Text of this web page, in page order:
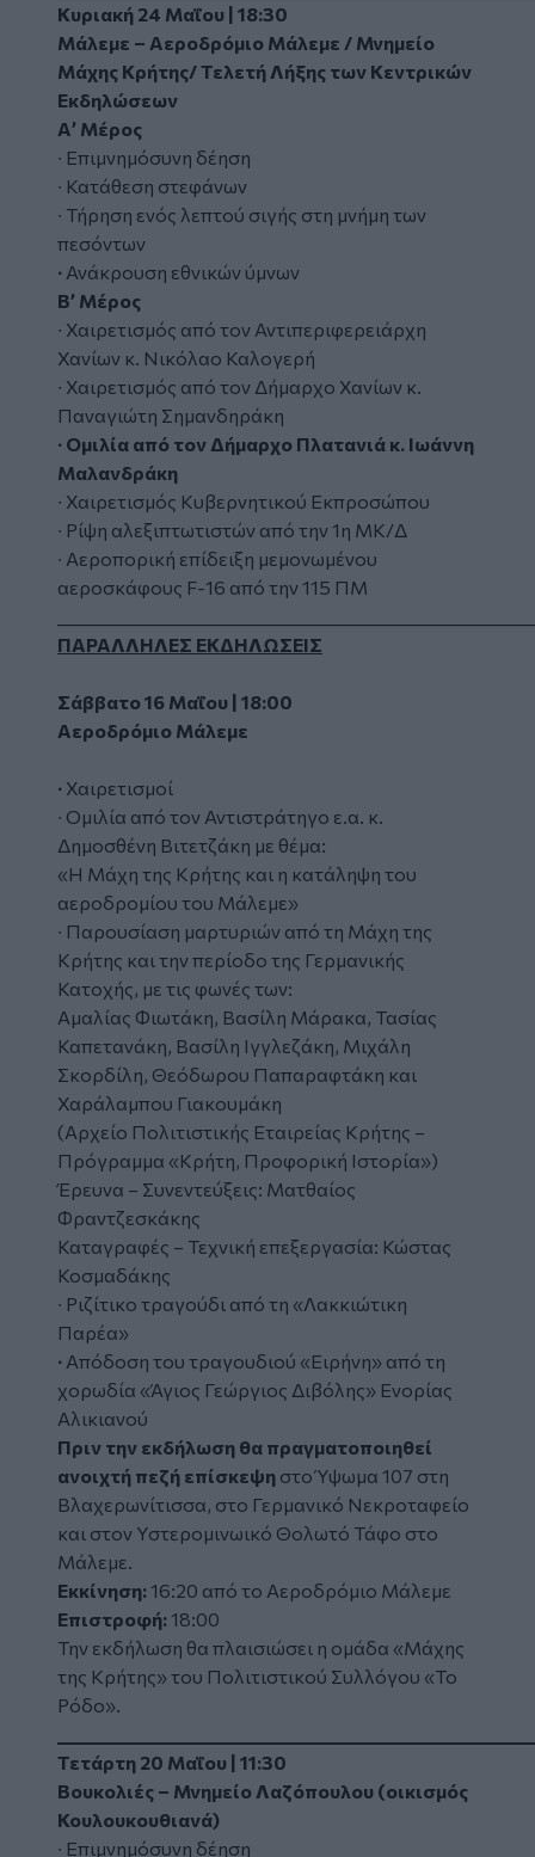
Κυριακή 24 Μαΐου | 18:30
Μάλεμε – Αεροδρόμιο Μάλεμε / Μνημείο
Μάχης Κρήτης/ Τελετή Λήξης των Κεντρικών
Εκδηλώσεων
Α’ Μέρος
∙ Επιμνημόσυνη δέηση
∙ Κατάθεση στεφάνων
∙ Τήρηση ενός λεπτού σιγής στη μνήμη των
πεσόντων
∙ Ανάκρουση εθνικών ύμνων
Β’ Μέρος
∙ Χαιρετισμός από τον Αντιπεριφερειάρχη
Χανίων κ. Νικόλαο Καλογερή
∙ Χαιρετισμός από τον Δήμαρχο Χανίων κ.
Παναγιώτη Σημανδηράκη
∙ Ομιλία από τον Δήμαρχο Πλατανιά κ. Ιωάννη
Μαλανδράκη
∙ Χαιρετισμός Κυβερνητικού Εκπροσώπου
∙ Ρίψη αλεξιπτωτιστών από την 1η ΜΚ/Δ
∙ Αεροπορική επίδειξη μεμονωμένου
αεροσκάφους F-16 από την 115 ΠΜ
ΠΑΡΑΛΛΗΛΕΣ ΕΚΔΗΛΩΣΕΙΣ
Σάββατο 16 Μαΐου | 18:00
Αεροδρόμιο Μάλεμε
∙ Χαιρετισμοί
∙ Ομιλία από τον Αντιστράτηγο ε.α. κ.
Δημοσθένη Βιτετζάκη με θέμα:
«Η Μάχη της Κρήτης και η κατάληψη του
αεροδρομίου του Μάλεμε»
∙ Παρουσίαση μαρτυριών από τη Μάχη της
Κρήτης και την περίοδο της Γερμανικής
Κατοχής, με τις φωνές των:
Αμαλίας Φιωτάκη, Βασίλη Μάρακα, Τασίας
Καπετανάκη, Βασίλη Ιγγλεζάκη, Μιχάλη
Σκορδίλη, Θεόδωρου Παπαραφτάκη και
Χαράλαμπου Γιακουμάκη
(Αρχείο Πολιτιστικής Εταιρείας Κρήτης –
Πρόγραμμα «Κρήτη, Προφορική Ιστορία»)
Έρευνα – Συνεντεύξεις: Ματθαίος
Φραντζεσκάκης
Καταγραφές – Τεχνική επεξεργασία: Κώστας
Κοσμαδάκης
∙ Ριζίτικο τραγούδι από τη «Λακκιώτικη
Παρέα»
∙ Απόδοση του τραγουδιού «Ειρήνη» από τη
χορωδία «Άγιος Γεώργιος Διβόλης» Ενορίας
Αλικιανού
Πριν την εκδήλωση θα πραγματοποιηθεί
ανοιχτή πεζή επίσκεψη στο Ύψωμα 107 στη
Βλαχερωνίτισσα, στο Γερμανικό Νεκροταφείο
και στον Υστερομινωικό Θολωτό Τάφο στο
Μάλεμε.
Εκκίνηση:16:20 από το Αεροδρόμιο Μάλεμε
Επιστροφή:18:00
Την εκδήλωση θα πλαισιώσει η ομάδα «Μάχης
της Κρήτης» του Πολιτιστικού Συλλόγου «Το
Ρόδο».
Τετάρτη 20 Μαΐου | 11:30
Βουκολιές – Μνημείο Λαζόπουλου (οικισμός
Κουλουκουθιανά)
∙ Επιμνημόσυνη δέηση